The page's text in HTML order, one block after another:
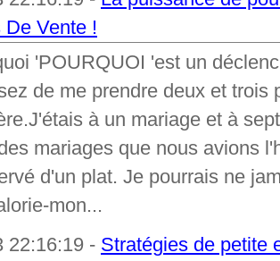
Vente !
'POURQUOI 'est un
de me prendre deux et trois
à un mariage et à
mariages que nous avions
d'un plat. Je pourrais ne
mon...
22:16:19 - Stratégies de petite